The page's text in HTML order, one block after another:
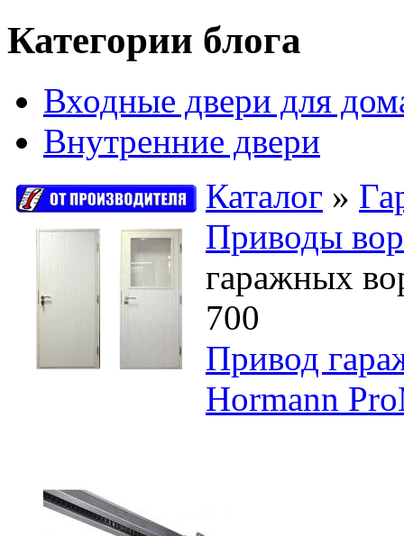
Категории блога
Входные двери для
Внутренние двери
Каталог »
Приводы
гаражных
700
Привод
Hormann